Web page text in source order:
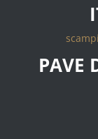
PAVE